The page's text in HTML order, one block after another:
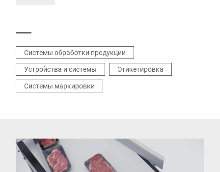
Системы обработки продукции
Устройства и системы
Этикетировка
Системы маркировки